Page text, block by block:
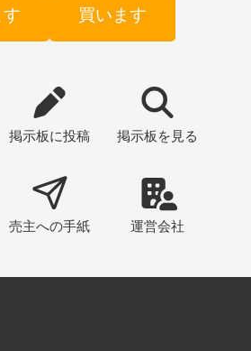
買います
掲示板に投稿 掲示板 を見る
売主への手紙 運営会社